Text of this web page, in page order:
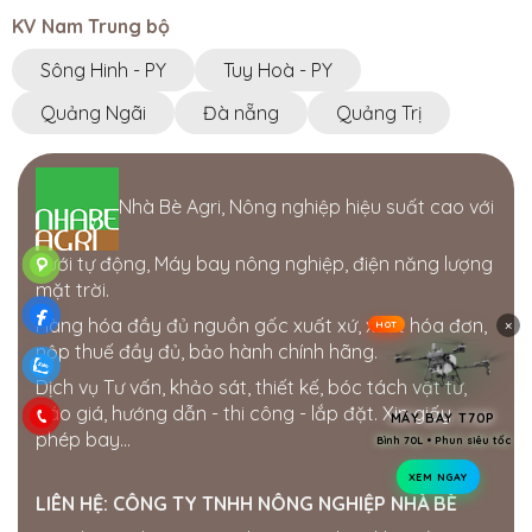
CÔNG TY TNHH GIẢI PHÁP CÔNG NGHỆ
ỨNG DỤNG
Đồng Tháp
386 hùng vương. thị trấn phú thiện. huyện phú thiện.
tỉnh gia lai
0963750153
Cửa hàng Gia Bách
Ấp 7, xã Xuân Tay, Cẩm Mỹ, Đồng Nai, Việt Nam
0343954508
Thế giới điện nước Đắk Nông
205 Quang Trung, Phường Nghĩa Tân, Gia Nghĩa, Đắk
Nông
KV Nam Trung bộ
Sông Hinh - PY
Tuy Hoà - PY
Quảng Ngãi
Đà nẵng Quảng Trị
Nhà Bè Agri, Nông nghiệp hiệu suất cao với
Tưới tự động, Máy bay nông nghiệp, điện năng lượng
mặt trời.
Hàng hóa đầy đủ nguồn gốc xuất xứ, xuất hóa đơn,
nộp thuế đầy đủ, bảo hành chính hãng.
Dịch vụ Tư vấn, khảo sát, thiết kế, bóc tách vật tư,
báo giá, hướng dẫn - thi công - lắp đặt. Xin giấy
phép bay...
LIÊN HỆ: CÔNG TY TNHH NÔNG NGHIỆP NHÀ BÈ
HOT ×
MÁY BAY T70P
Bình 70L • Phun siêu tốc
XEM NGAY